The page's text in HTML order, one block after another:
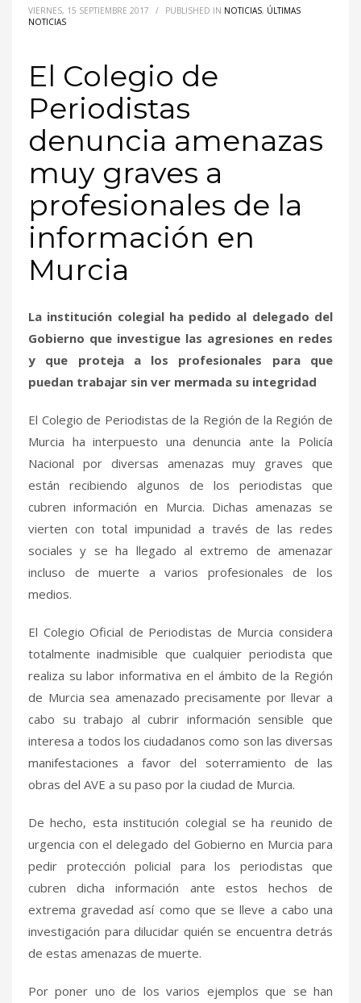
VIERNES, 15 SEPTIEMBRE 2017 / PUBLISHED IN NOTICIAS, ÚLTIMAS
NOTICIAS
El Colegio de
Periodistas
denuncia amenazas
muy graves a
profesionales de la
información en
Murcia
La institución colegial ha pedido al delegado del
Gobierno que investigue las agresiones en redes
y que proteja a los profesionales para que
puedan trabajar sin ver mermada su integridad
El Colegio de Periodistas de la Región de la Región de
Murcia ha interpuesto una denuncia ante la Policía
Nacional por diversas amenazas muy graves que
están recibiendo algunos de los periodistas que
cubren información en Murcia. Dichas amenazas se
vierten con total impunidad a través de las redes
sociales y se ha llegado al extremo de amenazar
incluso de muerte a varios profesionales de los
medios.
El Colegio Oficial de Periodistas de Murcia considera
totalmente inadmisible que cualquier periodista que
realiza su labor informativa en el ámbito de la Región
de Murcia sea amenazado precisamente por llevar a
cabo su trabajo al cubrir información sensible que
interesa a todos los ciudadanos como son las diversas
manifestaciones a favor del soterramiento de las
obras del AVE a su paso por la ciudad de Murcia.
De hecho, esta institución colegial se ha reunido de
urgencia con el delegado del Gobierno en Murcia para
pedir protección policial para los periodistas que
cubren dicha información ante estos hechos de
extrema gravedad así como que se lleve a cabo una
investigación para dilucidar quién se encuentra detrás
de estas amenazas de muerte.
Por poner uno de los varios ejemplos que se han